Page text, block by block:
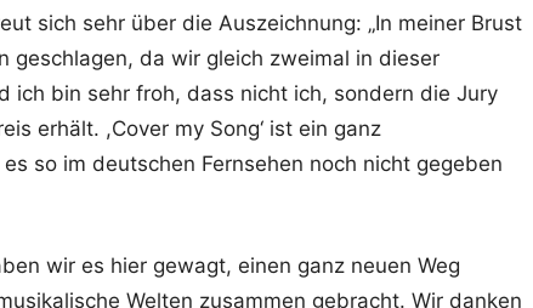
sich sehr über die Auszeichnung: „In meiner Brust
geschlagen, da wir gleich zweimal in dieser
ich bin sehr froh, dass nicht ich, sondern die Jury
erhält. ,Cover my Song‘ ist ein ganz
so im deutschen Fernsehen noch nicht gegeben
wir es hier gewagt, einen ganz neuen Weg
Welten zusammen gebracht. Wir danken